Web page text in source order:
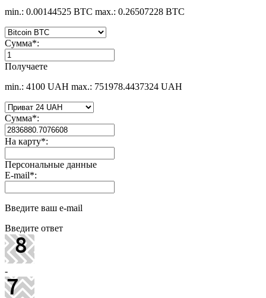
min.: 0.00144525 BTC max.: 0.26507228 BTC
Сумма*:
Получаете
min.: 4100 UAH max.: 751978.4437324 UAH
Сумма*:
На карту*:
Персональные данные
E-mail*:
Введите ваш e-mail
Введите ответ
-